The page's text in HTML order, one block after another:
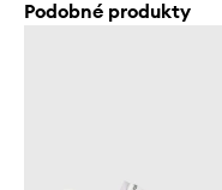
Podobné produkty